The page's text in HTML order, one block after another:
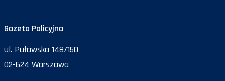
Gazeta Policyjna
ul. Puławska 148/150
02-624 Warszawa